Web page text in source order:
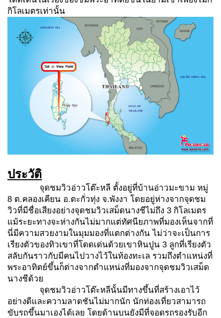
กิโลเมตรเท่านั้น
ประวัติ
จุดชมวิวอ่าวโต๊ะหลี ตั้งอยู่ที่บ้านอ่าวมะขาม หมู่
8 ต.คลองเคียน อ.ตะกั่วทุ่ง จ.พังงา โดยอยู่ห่างจากจุดชม
วิวที่มีชื่อเสียงอย่างจุดชมวิวเสม็ดนางชีไม่ถึง 3 กิโลเมตร
แม้ระยะทางจะห่างกันไม่มากแต่ทัศนียภาพที่มองเห็นจากที่
นี่มีความสวยงามในมุมมองที่แตกต่างกัน ไม่ว่าจะเป็นการ
เรียงตัวของทิวเขาที่โดดเด่นด้วยเขาหินปูน 3 ลูกที่เรียงตัว
สลับกันราวกับมีคนไปวางไว้ในท้องทะเล รวมถึงตำแหน่งที่
พระอาทิตย์ขึ้นก็ต่างจากตำแหน่งที่มองจากจุดชมวิวเสม็ด
นางชีด้วย
จุดชมวิวอ่าวโต๊ะหลีนั้นมีทางขึ้นที่สร้างเอาไว้
อย่างดีและความลาดชันไม่มากนัก นักท่องเที่ยวสามารถ
ขับรถขึ้นมาเองได้เลย โดยด้านบนยังมีที่จอดรถรองรับอีก